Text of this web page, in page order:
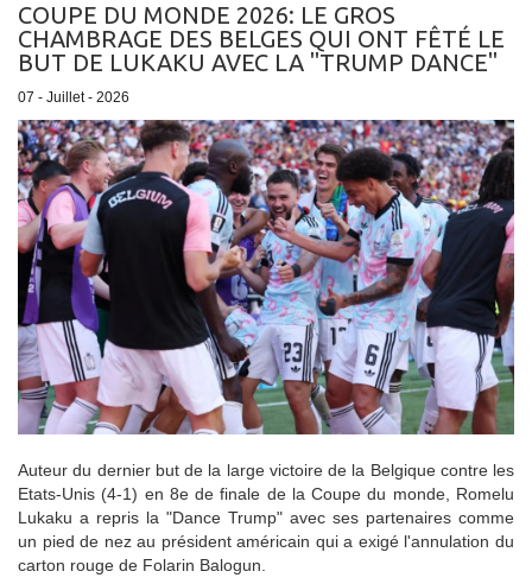
COUPE DU MONDE 2026: LE GROS
CHAMBRAGE DES BELGES QUI ONT FÊTÉ LE
BUT DE LUKAKU AVEC LA "TRUMP DANCE"
07 - Juillet - 2026
Auteur du dernier but de la large victoire de la Belgique contre les
Etats-Unis (4-1) en 8e de finale de la Coupe du monde, Romelu
Lukaku a repris la "Dance Trump" avec ses partenaires comme
un pied de nez au président américain qui a exigé l'annulation du
carton rouge de Folarin Balogun.